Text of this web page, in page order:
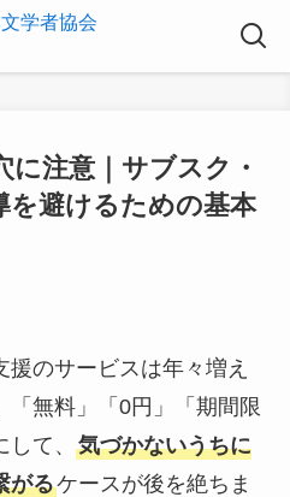
に注意｜サブスク・
を避けるための基本
のサービスは年々増え
「無料」「0円」「期間限
て、
気づかないうちに
がるケースが後を絶ちま